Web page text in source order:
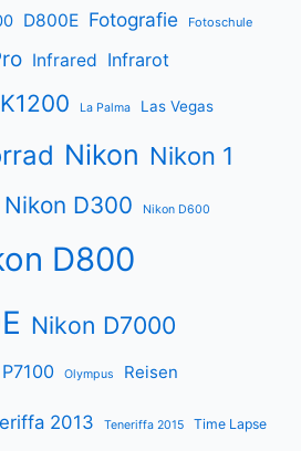
D800E Fotografie Fotoschule
Infrared Infrarot
K1200 La Palma Las Vegas
Nikon Nikon 1
Nikon D300 Nikon D600
D800
Nikon D7000
Olympus Reisen
2013 Teneriffa 2015 Time Lapse